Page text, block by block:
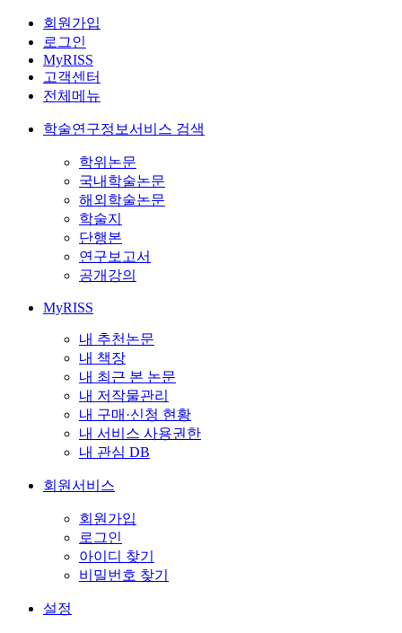
회원가입
로그인
MyRISS
고객센터
전체메뉴
학술연구정보서비스 검색
학위논문
국내학술논문
해외학술논문
학술지
단행본
연구보고서
공개강의
MyRISS
내 추천논문
내 책장
내 최근 본 논문
내 저작물관리
내 구매·신청 현황
내 서비스 사용권한
내 관심 DB
회원서비스
회원가입
로그인
아이디 찾기
비밀번호 찾기
설정